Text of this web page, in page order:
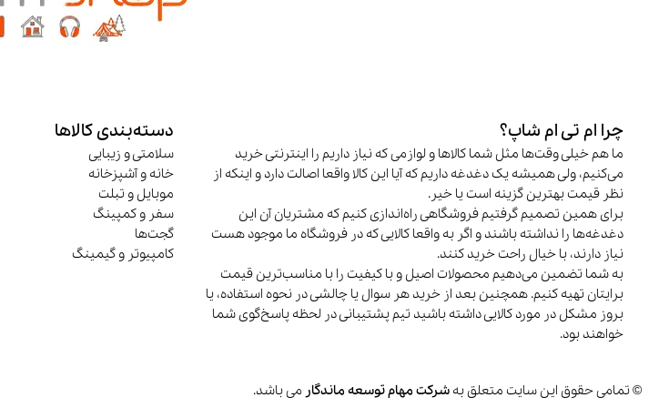
چرا ام تی ام شاپ؟
ما هم خیلی وقت‌ها مثل شما کالاها و لوازمی که نیاز داریم را اینترنتی خرید
می‌کنیم، ولی همیشه یک دغدغه داریم که آیا این کالا واقعا اصالت دارد و اینکه از
نظر قیمت بهترین گزینه است یا خیر.
برای همین تصمیم گرفتیم فروشگاهی راه‌اندازی کنیم که مشتریان آن این
دغدغه‌ها را نداشته باشند و اگر به واقعا کالایی که در فروشگاه ما موجود هست
نیاز دارند، با خیال راحت خرید کنند.
به شما تضمین می‌دهیم محصولات اصیل و با کیفیت را با مناسب‌ترین قیمت
برایتان تهیه کنیم. همچنین بعد از خرید هر سوال یا چالشی در نحوه استفاده، یا
بروز مشکل در مورد کالایی داشته باشید تیم پشتیبانی در لحظه پاسخ‌گوی شما
خواهند بود.
دسته‌بندی کالاها
سلامتی و زیبایی
خانه و آشپزخانه
موبایل و تبلت
سفر و کمپینگ
گجت‌ها
کامپیوتر و گیمینگ
© تمامی حقوق این سایت متعلق به شرکت مهام توسعه ماندگار می باشد.